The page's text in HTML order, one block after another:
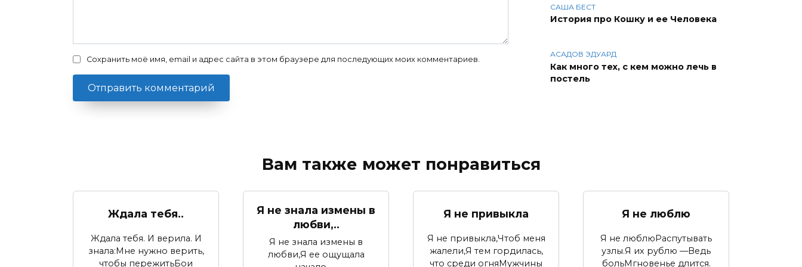
Сохранить моё имя, email и адрес сайта в этом браузере для последующих моих комментариев.
САША БЕСТ
История про Кошку и ее Человека
АСАДОВ ЭДУАРД
Как много тех, с кем можно лечь в
постель
Вам также может понравиться
Ждала тебя..
Ждала тебя. И верила. И
знала:Мне нужно верить,
чтобы пережитьБои
Я не знала измены в
любви,..
Я не знала измены в
любви,Я ее ощущала
Я не привыкла
Я не привыкла,Чтоб меня
жалели,Я тем гордилась,
что среди огняМужчины
Я не люблю
Я не люблюРаспутывать
узлы.Я их рублю —Ведь
больМгновенье длится.